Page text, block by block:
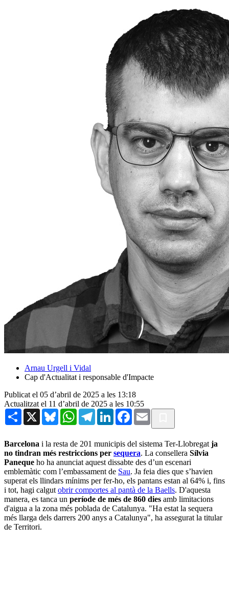
Arnau Urgell i Vidal
Cap d'Actualitat i responsable d'Impacte
Publicat el 05 d’abril de 2025 a les 13:18
Actualitzat el 11 d’abril de 2025 a les 10:55
Share X BlueskyWhatsAppTelegramLinkedInFacebook
Email
Barcelona i la resta de 201 municipis del sistema Ter-Llobregat ja
no tindran més restriccions per sequera. La consellera Sílvia
Paneque ho ha anunciat aquest dissabte des d’un escenari
emblemàtic com l’embassament de Sau. Ja feia dies que s’havien
superat els llindars mínims per fer-ho, els pantans estan al 64% i, fins
i tot, hagi calgut obrir comportes al pantà de la Baells. D'aquesta
manera, es tanca un període de més de 860 dies amb limitacions
d'aigua a la zona més poblada de Catalunya. "Ha estat la sequera
més llarga dels darrers 200 anys a Catalunya", ha assegurat la titular
de Territori.